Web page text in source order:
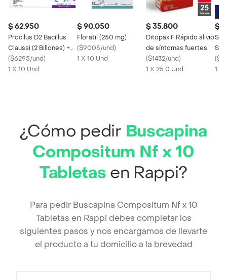
$ 62.950
Procilus D2 Bacillus
Claussi (2 Billones) +
Zinc
($6295/und)
1 X 10 Und
$ 90.050
Floratil (250 mg)
($9005/und)
1 X 10 Und
$ 35.800
Ditopax F Rápido alivio
de síntomas fuertes.
($1432/und)
1 X 25.0 Und
$
(
1
¿Cómo pedir Buscapina
Compositum Nf x 10
Tabletas en Rappi?
Para pedir Buscapina Compositum Nf x 10
Tabletas en Rappi debes completar los
siguientes pasos y nos encargamos de llevarte
el producto a tu domicilio a la brevedad